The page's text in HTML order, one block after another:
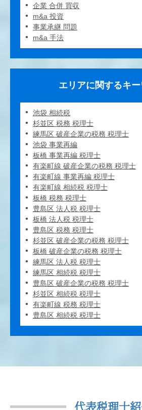
企業 合併 買収
m&a 投資
事業承継 問題
m&a 手法
エリアに関するキ
池袋 相続税
杉並区 税務 税理士
練馬区 破産企業の税務 税理士
池袋 事業再編
板橋 事業再編 税理士
有楽町線 破産企業の税務 税理士
有楽町線 事業再編 税理士
有楽町線 相続税 税理士
板橋 税務 税理士
豊島区 法人税 税理士
板橋 法人税 税理士
豊島区 税務 税理士
杉並区 破産企業の税務 税理士
板橋 破産企業の税務 税理士
練馬区 法人税 税理士
練馬区 相続税 税理士
豊島区 破産企業の税務 税理士
杉並区 相続税 税理士
有楽町線 税務 税理士
豊島区 相続税 税理士
代表税理士